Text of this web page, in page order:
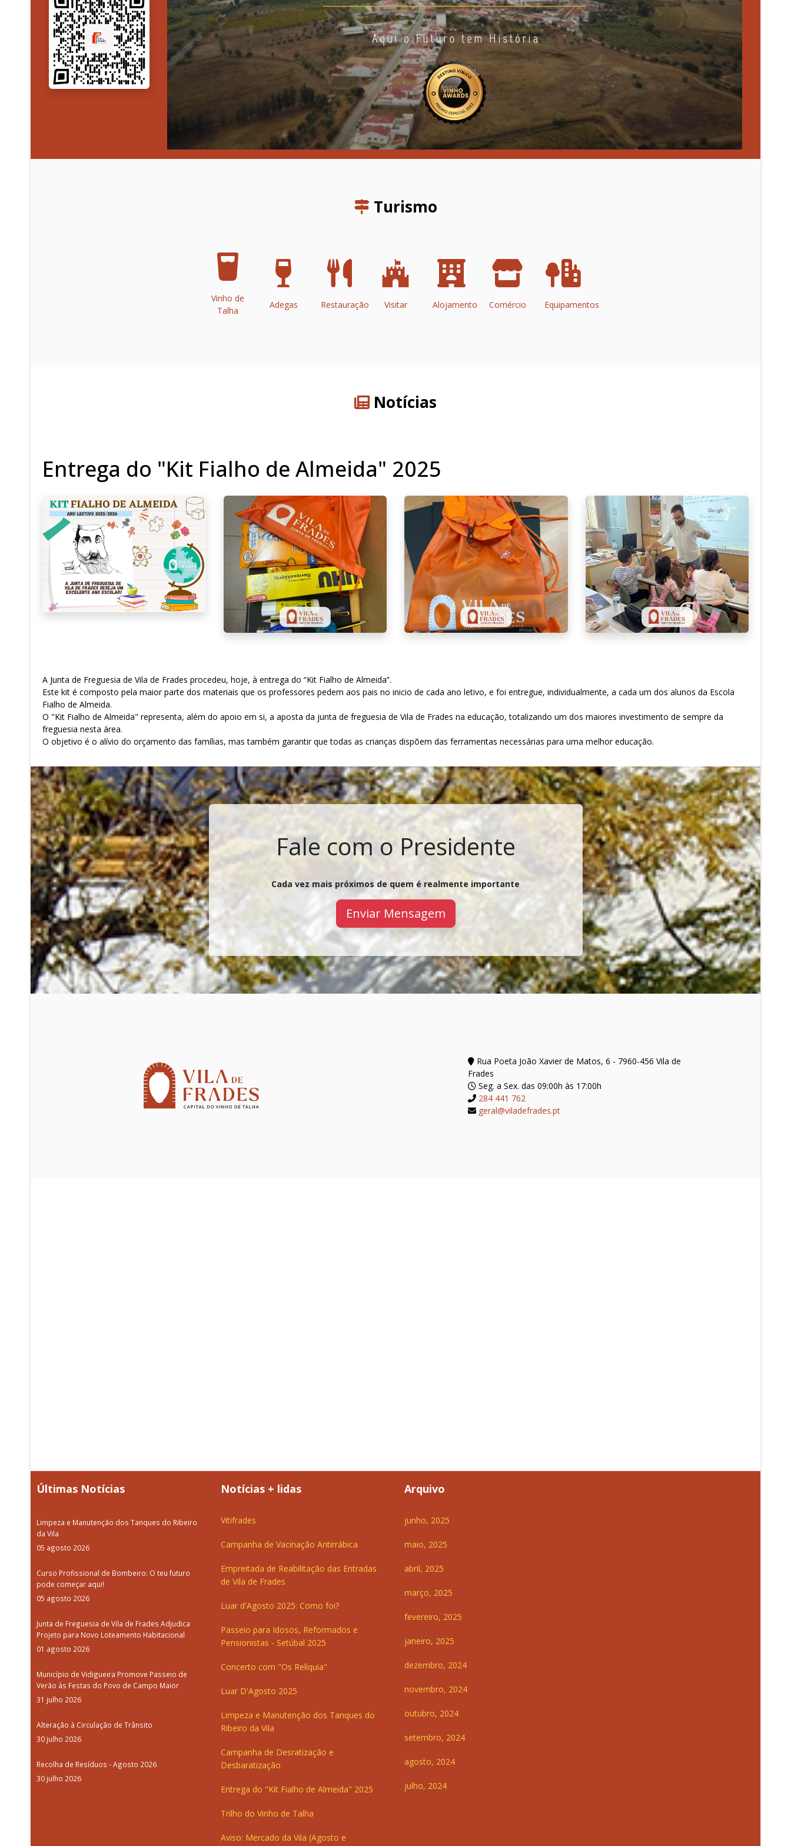
Turismo
Vinho de
Talha
Adegas Restauração Visitar Alojamento Comércio Equipamentos
Notícias
Entrega do "Kit Fialho de Almeida" 2025
A Junta de Freguesia de Vila de Frades procedeu, hoje, à entrega do “Kit Fialho de Almeida”.
Este kit é composto pela maior parte dos materiais que os professores pedem aos pais no inicio de cada ano letivo, e foi entregue, individualmente, a cada um dos alunos da Escola
Fialho de Almeida.
O "Kit Fialho de Almeida" representa, além do apoio em si, a aposta da junta de freguesia de Vila de Frades na educação, totalizando um dos maiores investimento de sempre da
freguesia nesta área.
O objetivo é o alívio do orçamento das famílias, mas também garantir que todas as crianças dispõem das ferramentas necessárias para uma melhor educação.
Fale com o Presidente
Cada vez mais próximos de quem é realmente importante
Enviar Mensagem
Rua Poeta João Xavier de Matos, 6 - 7960-456 Vila de
Frades
Seg. a Sex. das 09:00h às 17:00h
284 441 762
geral@viladefrades.pt
Últimas Notícias
Limpeza e Manutenção dos Tanques do Ribeiro
da Vila
05 agosto 2026
Curso Profissional de Bombeiro: O teu futuro
pode começar aqui!
05 agosto 2026
Junta de Freguesia de Vila de Frades Adjudica
Projeto para Novo Loteamento Habitacional
01 agosto 2026
Município de Vidigueira Promove Passeio de
Verão às Festas do Povo de Campo Maior
31 julho 2026
Alteração à Circulação de Trânsito
30 julho 2026
Recolha de Resíduos - Agosto 2026
30 julho 2026
Notícias + lidas
Vitifrades
Campanha de Vacinação Antirrábica
Empreitada de Reabilitação das Entradas
de Vila de Frades
Luar d'Agosto 2025: Como foi?
Passeio para Idosos, Reformados e
Pensionistas - Setúbal 2025
Concerto com "Os Relíquia"
Luar D'Agosto 2025
Limpeza e Manutenção dos Tanques do
Ribeiro da Vila
Campanha de Desratização e
Desbaratização
Entrega do "Kit Fialho de Almeida" 2025
Trilho do Vinho de Talha
Aviso: Mercado da Vila (Agosto e
Arquivo
junho, 2025
maio, 2025
abril, 2025
março, 2025
fevereiro, 2025
janeiro, 2025
dezembro, 2024
novembro, 2024
outubro, 2024
setembro, 2024
agosto, 2024
julho, 2024